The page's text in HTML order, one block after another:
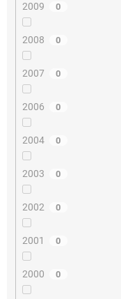
2009 0
2008 0
2007 0
2006 0
2004 0
2003 0
2002 0
2001 0
2000 0